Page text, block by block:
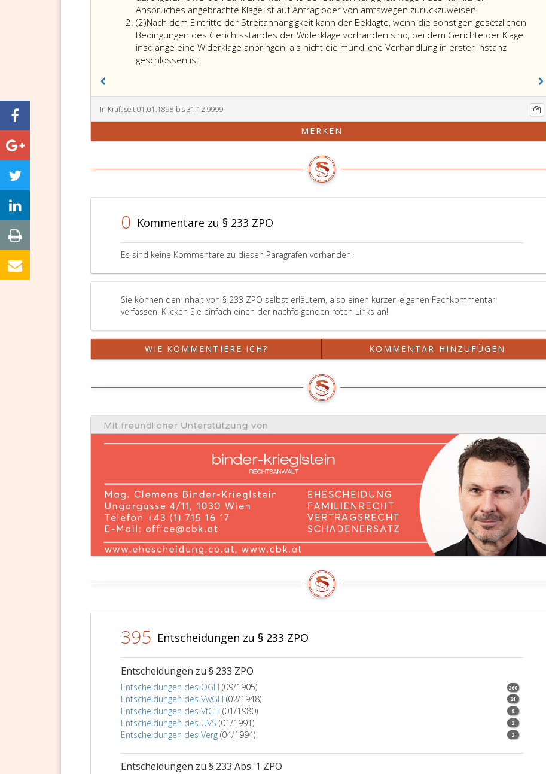
Anspruches angebrachte Klage ist auf Antrag oder von amtswegen zurückzuweisen.
(2)Absatz
2
Nach dem Eintritte der Streitanhängigkeit kann der Beklagte, wenn die sonstigen gesetzlichen
Bedingungen des Gerichtsstandes der Widerklage vorhanden sind, bei dem Gerichte der Klage
insolange eine Widerklage anbringen, als nicht die mündliche Verhandlung in erster Instanz
geschlossen ist.
In Kraft seit 01.01.1898 bis 31.12.9999
MERKEN
0 Kommentare zu § 233 ZPO
Es sind keine Kommentare zu diesen Paragrafen vorhanden.
Sie können den Inhalt von § 233 ZPO selbst erläutern, also einen kurzen eigenen Fachkommentar
verfassen. Klicken Sie einfach einen der nachfolgenden roten Links an!
WIE KOMMENTIERE ICH? KOMMENTAR HINZUFÜGEN
395 Entscheidungen zu § 233 ZPO
Entscheidungen zu § 233 ZPO
Entscheidungen des OGH (09/1905) 260
Entscheidungen des VwGH (02/1948) 21
Entscheidungen des VfGH (01/1980) 8
Entscheidungen des UVS (01/1991) 2
Entscheidungen des Verg (04/1994) 2
Entscheidungen zu § 233 Abs. 1 ZPO